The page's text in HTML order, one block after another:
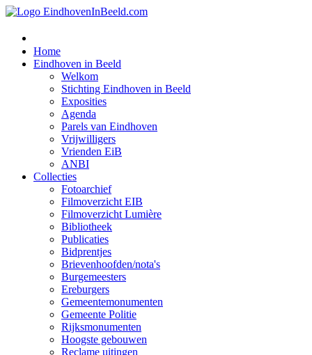
Home
Eindhoven in Beeld
Welkom
Stichting Eindhoven in Beeld
Exposities
Agenda
Parels van Eindhoven
Vrijwilligers
Vrienden EiB
ANBI
Collecties
Fotoarchief
Filmoverzicht EIB
Filmoverzicht Lumière
Bibliotheek
Publicaties
Bidprentjes
Brievenhoofden/nota's
Burgemeesters
Ereburgers
Gemeentemonumenten
Gemeente Politie
Rijksmonumenten
Hoogste gebouwen
Reclame uitingen